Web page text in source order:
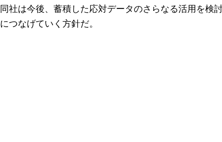
同社は今後、蓄積した応対データのさらなる活用を検
につなげていく方針だ。